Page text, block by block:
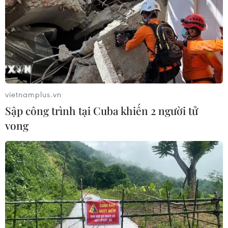
07/08/2026 02:31
Syria: Nổ xe buýt gần thủ đô
Damascus khiến 2 người chết và 13
người bị thương
07/08/2026 00:50
Lực lượng Houthi tấn công quân đội
Yemen, ít nhất 45 binh sỹ thương
vong
06/08/2026 23:57
Xung đột Israel-Hamas: Ít nhất 300
trẻ em thiệt mạng trong 300 ngày
qua
vietnamplus.vn
Sập công trình tại Cuba khiến 2 người tử
vong